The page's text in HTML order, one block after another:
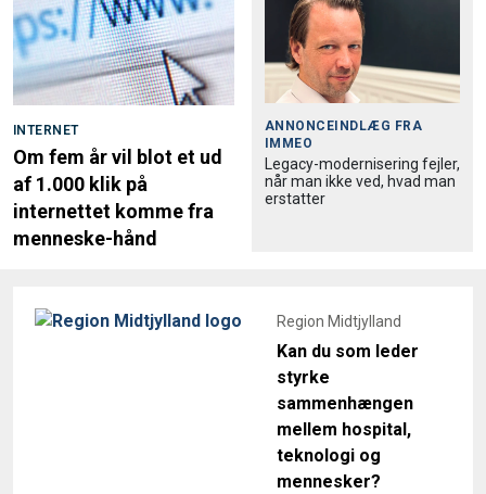
INTERNET
Om fem år vil blot et ud
af 1.000 klik på
internettet komme fra
menneske-hånd
ANNONCEINDLÆG FRA
IMMEO
Legacy-modernisering fejler,
når man ikke ved, hvad man
erstatter
Region Midtjylland
Kan du som leder
styrke
sammenhængen
mellem hospital,
teknologi og
mennesker?